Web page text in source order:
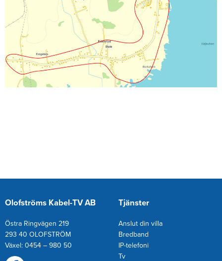
Olofströms Kabel-TV AB
Östra Ringvägen 219
293 40 OLOFSTRÖM
Växel: 0454 – 980 50
Tjänster
Anslut din villa
Bredband
IP-telefoni
Tv